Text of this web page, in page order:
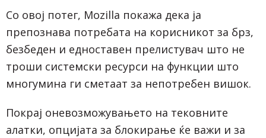
Со овој потег, Mozilla покажа дека ја
препознава потребата на корисникот за брз,
безбеден и едноставен прелистувач што не
троши системски ресурси на функции што
многумина ги сметаат за непотребен вишок.
Покрај оневозможувањето на тековните
алатки, опцијата за блокирање ќе важи и за